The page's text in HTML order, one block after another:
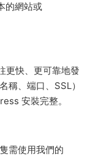
的網站或
更快、更可靠地發
稱、端口、SSL）
安裝完整。
需使用我們的